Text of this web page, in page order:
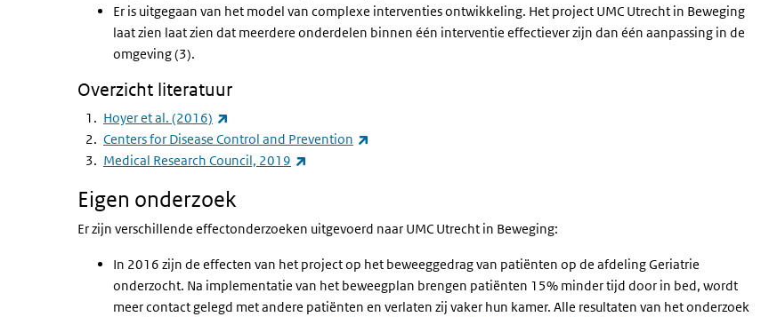
Er is uitgegaan van het model van complexe interventies ontwikkeling. Het project UMC Utrecht in Beweging
laat zien laat zien dat meerdere onderdelen binnen één interventie effectiever zijn dan één aanpassing in de
omgeving (3).
Overzicht literatuur
Hoyer et al. (2016)
Centers for Disease Control and Prevention
Medical Research Council, 2019
Eigen onderzoek
Er zijn verschillende effectonderzoeken uitgevoerd naar UMC Utrecht in Beweging:
In 2016 zijn de effecten van het project op het beweeggedrag van patiënten op de afdeling Geriatrie
onderzocht. Na implementatie van het beweegplan brengen patiënten 15% minder tijd door in bed, wordt
meer contact gelegd met andere patiënten en verlaten zij vaker hun kamer. Alle resultaten van het onderzoek